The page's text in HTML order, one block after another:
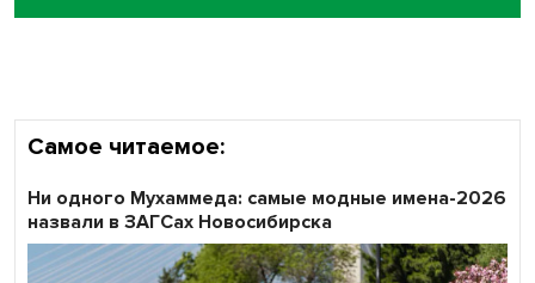
Самое читаемое:
Ни одного Мухаммеда: самые модные имена-2026
назвали в ЗАГСах Новосибирска